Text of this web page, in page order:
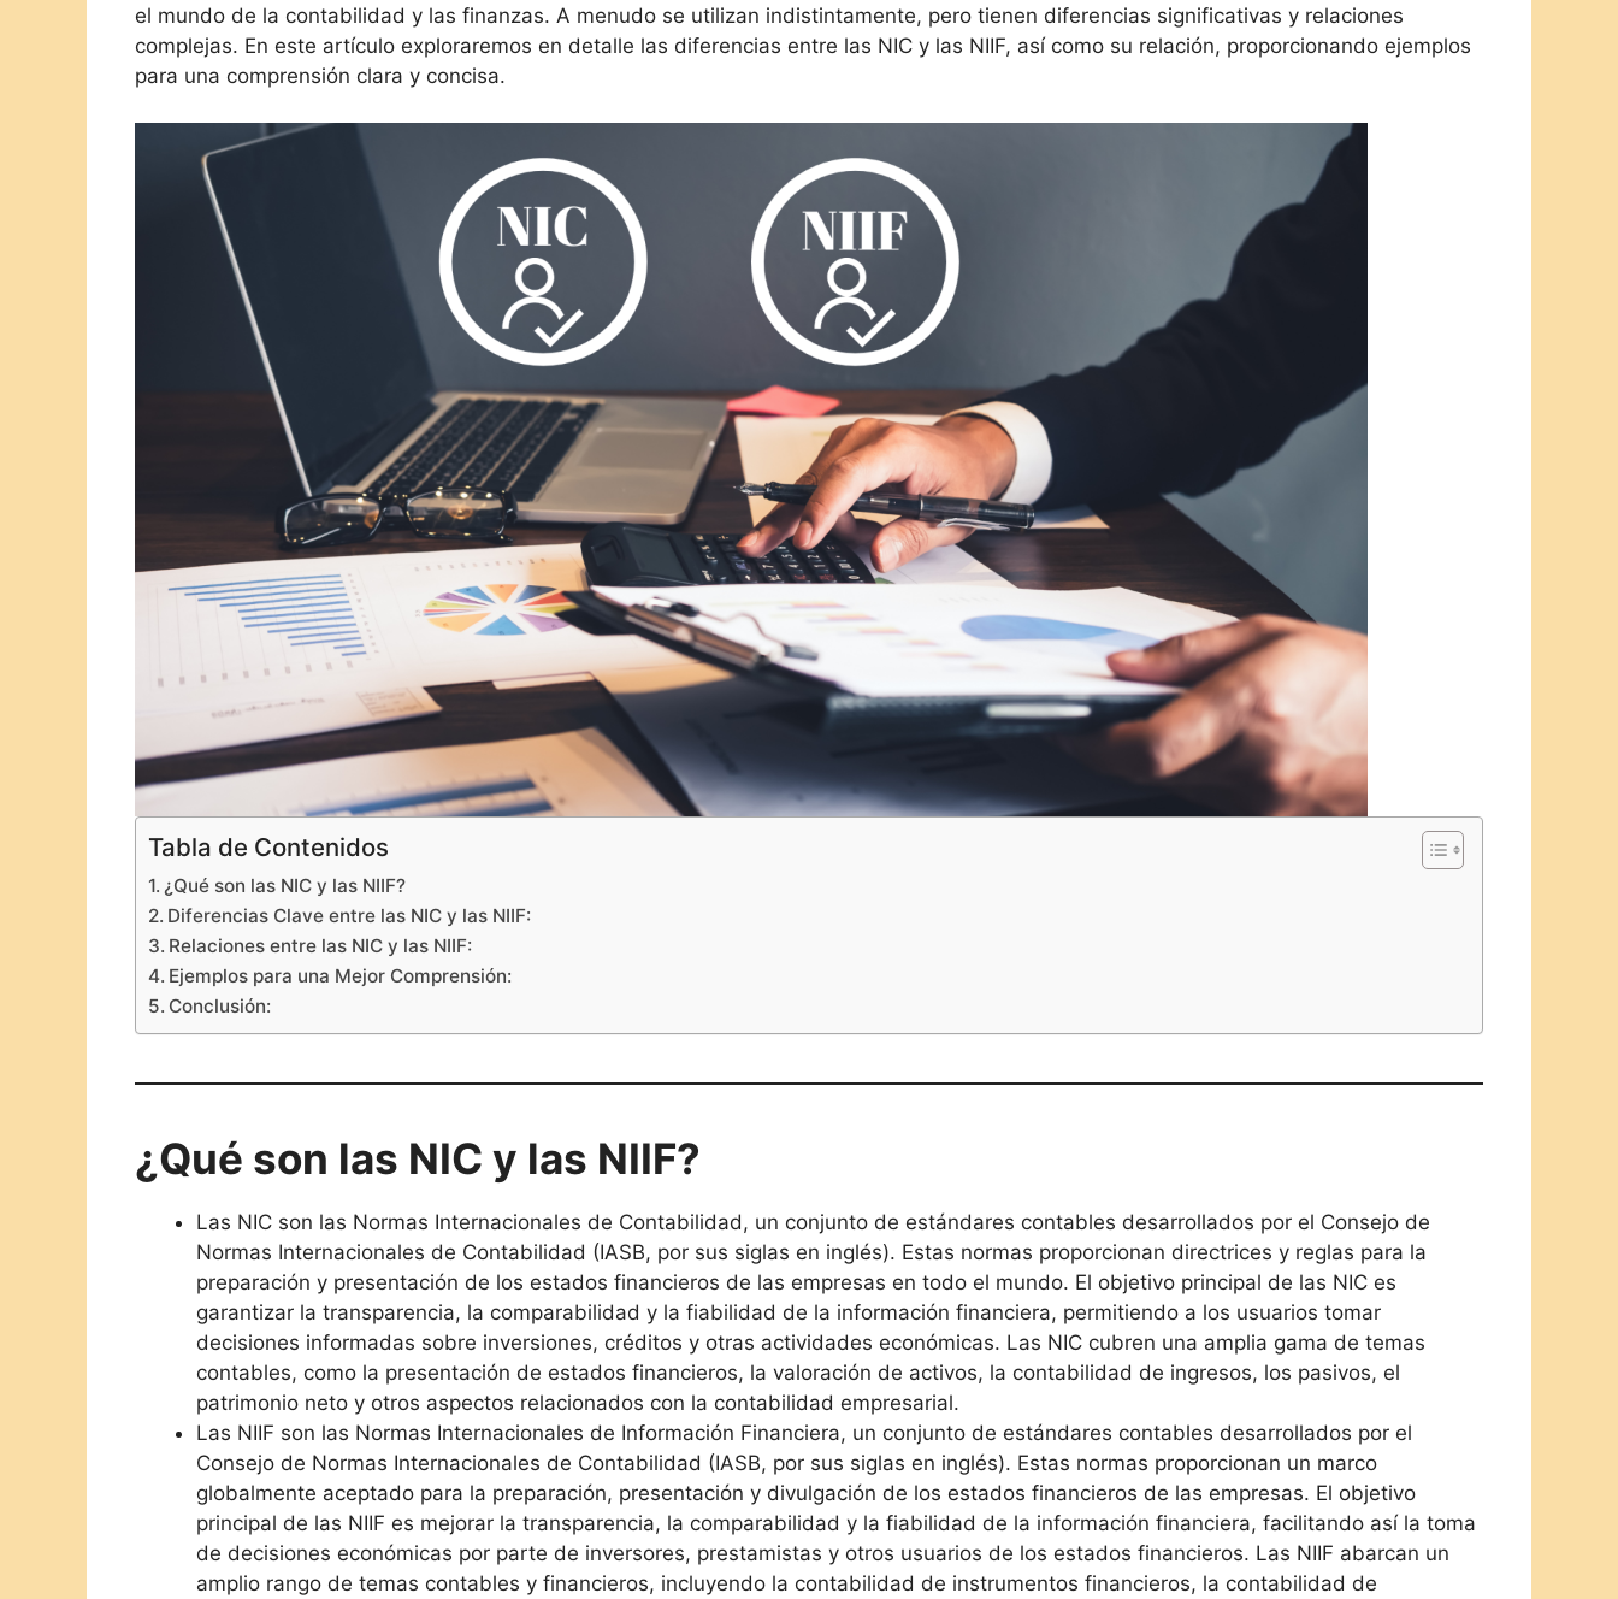
el mundo de la contabilidad y las finanzas. A menudo se utilizan indistintamente, pero tienen diferencias significativas y relaciones
complejas. En este artículo exploraremos en detalle las diferencias entre las NIC y las NIIF, así como su relación, proporcionando ejemplos
para una comprensión clara y concisa.
Tabla de Contenidos
¿Qué son las NIC y las NIIF?
Diferencias Clave entre las NIC y las NIIF:
Relaciones entre las NIC y las NIIF:
Ejemplos para una Mejor Comprensión:
Conclusión:
¿Qué son las NIC y las NIIF?
Las NIC son las Normas Internacionales de Contabilidad, un conjunto de estándares contables desarrollados por el Consejo de
Normas Internacionales de Contabilidad (IASB, por sus siglas en inglés). Estas normas proporcionan directrices y reglas para la
preparación y presentación de los estados financieros de las empresas en todo el mundo. El objetivo principal de las NIC es
garantizar la transparencia, la comparabilidad y la fiabilidad de la información financiera, permitiendo a los usuarios tomar
decisiones informadas sobre inversiones, créditos y otras actividades económicas. Las NIC cubren una amplia gama de temas
contables, como la presentación de estados financieros, la valoración de activos, la contabilidad de ingresos, los pasivos, el
patrimonio neto y otros aspectos relacionados con la contabilidad empresarial.
Las NIIF son las Normas Internacionales de Información Financiera, un conjunto de estándares contables desarrollados por el
Consejo de Normas Internacionales de Contabilidad (IASB, por sus siglas en inglés). Estas normas proporcionan un marco
globalmente aceptado para la preparación, presentación y divulgación de los estados financieros de las empresas. El objetivo
principal de las NIIF es mejorar la transparencia, la comparabilidad y la fiabilidad de la información financiera, facilitando así la toma
de decisiones económicas por parte de inversores, prestamistas y otros usuarios de los estados financieros. Las NIIF abarcan un
amplio rango de temas contables y financieros, incluyendo la contabilidad de instrumentos financieros, la contabilidad de